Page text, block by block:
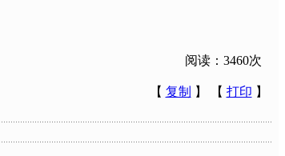
阅读：3460次
【 复制 】 【 打印 】